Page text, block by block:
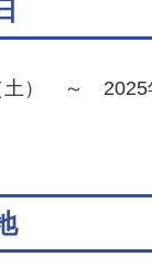
土） ～ 2025